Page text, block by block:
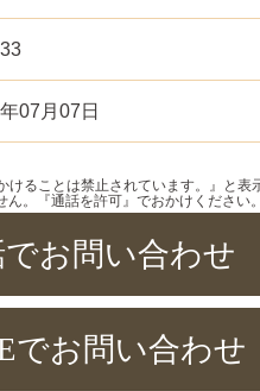
07月07日
けることは禁止されています。』と
ん。『通話を許可』でおかけください
でお問い合わせ
でお問い合わせ